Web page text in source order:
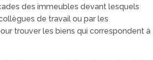
des immeubles devant lesquels
de travail ou par les
trouver les biens qui correspondent à